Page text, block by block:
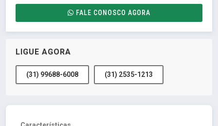
FALE CONOSCO AGORA
LIGUE AGORA
(31) 99688-6008 (31) 2535-1213